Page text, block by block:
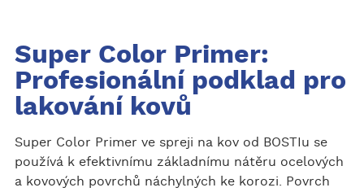
Super Color Primer:
Profesionální podklad pro
lakování kovů
Super Color Primer ve spreji na kov od BOSTIu se
používá k efektivnímu základnímu nátěru ocelových
a kovových povrchů náchylných ke korozi. Povrch